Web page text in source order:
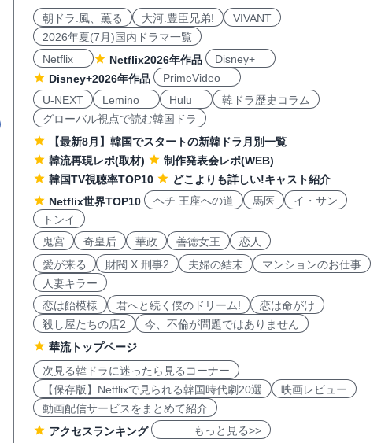
朝ドラ:風、薫る 大河:豊臣兄弟!
VIVANT
2026年夏(7月)国内ドラマ一覧
Netflix
Netflix2026年作品
Disney+
Disney+2026年作品
PrimeVideo
U-NEXT
Lemino Hulu
韓ドラ歴史コラム
グローバル視点で読む韓国ドラ
【最新8月】韓国でスタートの新韓ドラ月別一覧
韓流再現レポ(取材)
制作発表会レポ(WEB)
韓国TV視聴率TOP10
どこよりも詳しい!キャスト紹介
Netflix世界TOP10
ヘチ 王座への道 馬医
イ・サン
トンイ
鬼宮
奇皇后 華政 善徳女王
恋人
愛が来る
財閥 X 刑事2 夫婦の結末
マンションのお仕事
人妻キラー
恋は飴模様
君へと続く僕のドリーム!
恋は命がけ
殺し屋たちの店2
今、不倫が問題ではありません
華流トップページ
次見る韓ドラに迷ったら見るコーナー
【保存版】Netflixで見られる韓国時代劇20選
映画レビュー
動画配信サービスをまとめて紹介
アクセスランキング
もっと見る>>